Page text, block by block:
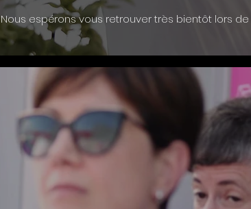
Nous espérons vous retrouver très bientôt lors